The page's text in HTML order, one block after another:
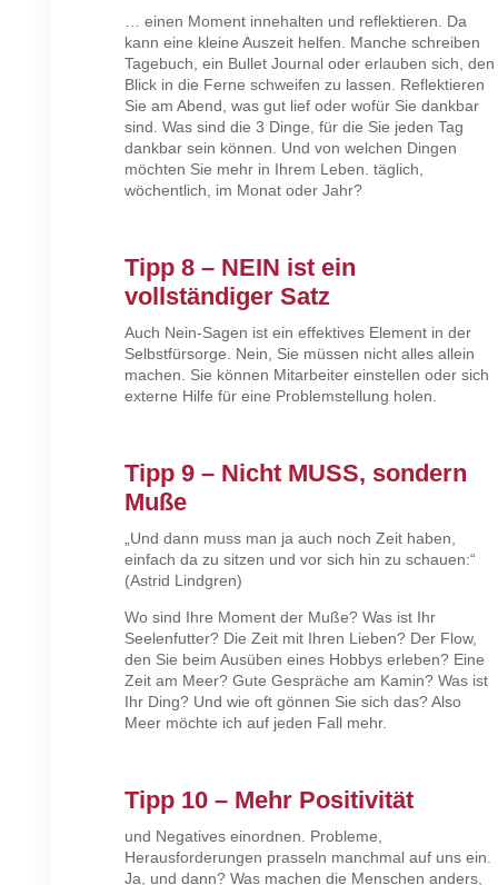
… einen Moment innehalten und reflektieren. Da
kann eine kleine Auszeit helfen. Manche schreiben
Tagebuch, ein Bullet Journal oder erlauben sich, den
Blick in die Ferne schweifen zu lassen. Reflektieren
Sie am Abend, was gut lief oder wofür Sie dankbar
sind. Was sind die 3 Dinge, für die Sie jeden Tag
dankbar sein können. Und von welchen Dingen
möchten Sie mehr in Ihrem Leben. täglich,
wöchentlich, im Monat oder Jahr?
Tipp 8 – NEIN ist ein
vollständiger Satz
Auch Nein-Sagen ist ein effektives Element in der
Selbstfürsorge. Nein, Sie müssen nicht alles allein
machen. Sie können Mitarbeiter einstellen oder sich
externe Hilfe für eine Problemstellung holen.
Tipp 9 – Nicht MUSS, sondern
Muße
„Und dann muss man ja auch noch Zeit haben,
einfach da zu sitzen und vor sich hin zu schauen:“
(Astrid Lindgren)
Wo sind Ihre Moment der Muße? Was ist Ihr
Seelenfutter? Die Zeit mit Ihren Lieben? Der Flow,
den Sie beim Ausüben eines Hobbys erleben? Eine
Zeit am Meer? Gute Gespräche am Kamin? Was ist
Ihr Ding? Und wie oft gönnen Sie sich das? Also
Meer möchte ich auf jeden Fall mehr.
Tipp 10 – Mehr Positivität
und Negatives einordnen. Probleme,
Herausforderungen prasseln manchmal auf uns ein.
Ja, und dann? Was machen die Menschen anders,